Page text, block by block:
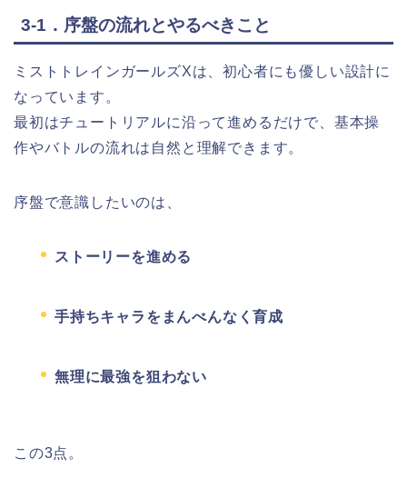
3-1．序盤の流れとやるべきこと
ミストトレインガールズXは、初心者にも優しい設計に
なっています。
最初はチュートリアルに沿って進めるだけで、基本操
作やバトルの流れは自然と理解できます。
序盤で意識したいのは、
ストーリーを進める
手持ちキャラをまんべんなく育成
無理に最強を狙わない
この3点。